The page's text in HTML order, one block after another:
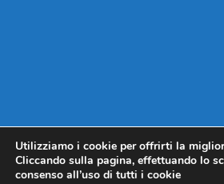
Utilizziamo i cookie per offrirti la
Cliccando sulla pagina, effettuando lo
consenso all’uso di tutti i cookie